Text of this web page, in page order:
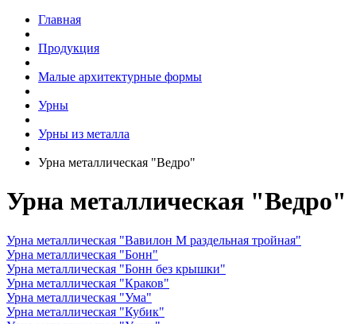
Главная
Продукция
Малые архитектурные формы
Урны
Урны из металла
Урна металлическая "Ведро"
Урна металлическая "Ведро"
Урна металлическая "Вавилон М раздельная тройная"
Урна металлическая "Бонн"
Урна металлическая "Бонн без крышки"
Урна металлическая "Краков"
Урна металлическая "Ума"
Урна металлическая "Кубик"